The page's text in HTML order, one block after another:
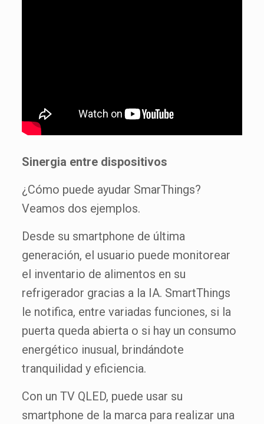
Sinergia entre dispositivos
¿Cómo puede ayudar SmarThings?
Veamos dos ejemplos.
Desde su smartphone de última
generación, el usuario puede monitorear
el inventario de alimentos en su
refrigerador gracias a la IA. SmartThings
le notifica, entre variadas funciones, si la
puerta queda abierta o si hay un consumo
energético inusual, brindándote
tranquilidad y eficiencia.
Con un TV QLED, puede usar su
smartphone de la marca para realizar una